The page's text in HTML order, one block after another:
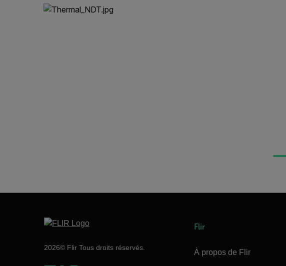
2026© Flir Tous droits réservés.
Flir
À propos de Flir